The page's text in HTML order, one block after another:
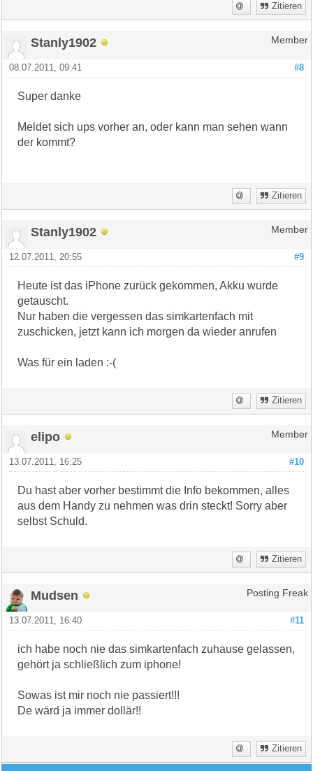
Zitieren
Stanly1902 Member
#8
08.07.2011, 09:41
Super danke
Meldet sich ups vorher an, oder kann man sehen wann
der kommt?
Zitieren
Stanly1902 Member
#9
12.07.2011, 20:55
Heute ist das iPhone zurück gekommen, Akku wurde
getauscht.
Nur haben die vergessen das simkartenfach mit
zuschicken, jetzt kann ich morgen da wieder anrufen
Was für ein laden :-(
Zitieren
elipo Member
#10
13.07.2011, 16:25
Du hast aber vorher bestimmt die Info bekommen, alles
aus dem Handy zu nehmen was drin steckt! Sorry aber
selbst Schuld.
Zitieren
Mudsen Posting Freak
#11
13.07.2011, 16:40
ich habe noch nie das simkartenfach zuhause gelassen,
gehört ja schließlich zum iphone!
Sowas ist mir noch nie passiert!!!
De wärd ja immer dollär!!
Zitieren